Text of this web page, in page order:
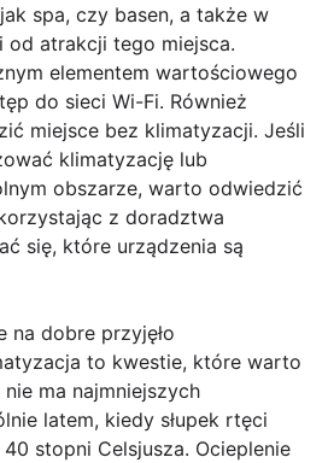
spa, czy basen, a także w
od atrakcji tego miejsca.
elementem wartościowego
do sieci Wi-Fi. Również
miejsce bez klimatyzacji. Jeśli
klimatyzację lub
obszarze, warto odwiedzić
z doradztwa
się, które urządzenia są
na dobre przyjęło
to kwestie, które warto
ma najmniejszych
latem, kiedy słupek rtęci
stopni Celsjusza. Ocieplenie